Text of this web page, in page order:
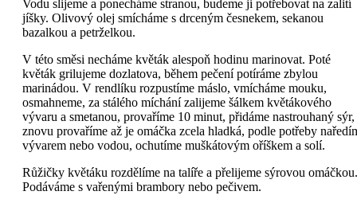
Vodu slijeme a ponecháme stranou, budeme ji potřebovat na zalití
jíšky. Olivový olej smícháme s drceným česnekem, sekanou
bazalkou a petrželkou.
V této směsi necháme květák alespoň hodinu marinovat. Poté
květák grilujeme dozlatova, během pečení potíráme zbylou
marinádou. V rendlíku rozpustíme máslo, vmícháme mouku,
osmahneme, za stálého míchání zalijeme šálkem květákového
vývaru a smetanou, provaříme 10 minut, přidáme nastrouhaný sýr,
znovu provaříme až je omáčka zcela hladká, podle potřeby
vývarem nebo vodou, ochutíme muškátovým oříškem a solí.
Růžičky květáku rozdělíme na talíře a přelijeme sýrovou omáčkou.
Podáváme s vařenými brambory nebo pečivem.